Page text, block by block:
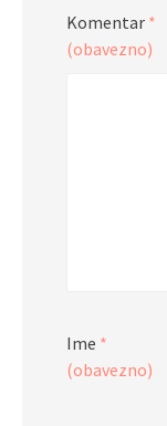
Komentar *
(obavezno)
Ime *
(obavezno)